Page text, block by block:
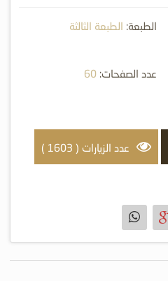
الطبعة: الطبعة الثالثة
عدد الصفحات:60
عدد الزيارات ( 1603 )